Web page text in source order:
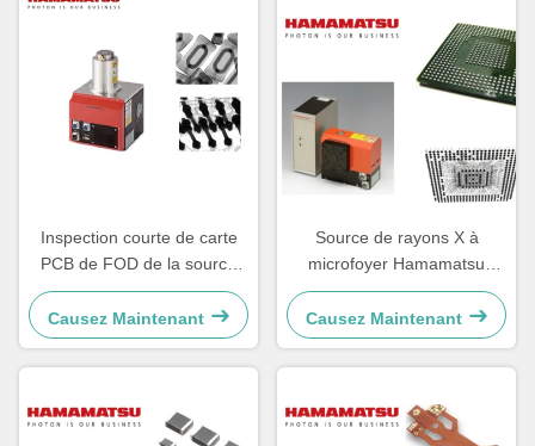
Inspection courte de carte
PCB de FOD de la source
1mm de rayon X de 110kV
Causez Maintenant
Source de rayons X à
microfoyer Hamamatsu
L10951 50W Haute stabilité
Durable
Causez Maintenant